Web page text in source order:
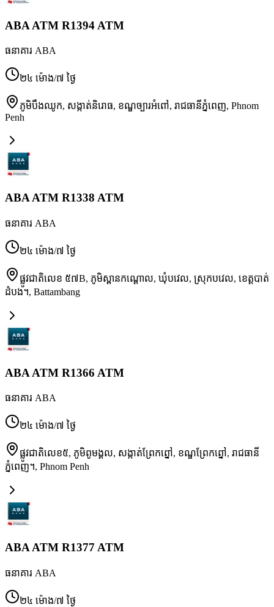
ABA ATM R1394 ATM
ធនាគារ ABA
២៤ ម៉ោង/៧ ថ្ងៃ
ភូមិបឹងឈូក, សង្កាត់និរោធ, ខណ្ឌច្បារអំពៅ, រាជធានីភ្នំពេញ, Phnom
Penh
ABA ATM R1338 ATM
ធនាគារ ABA
២៤ ម៉ោង/៧ ថ្ងៃ
ផ្លូវជាតិលេខ ៥៧B, ភូមិស្ពានកណ្ដោល, ឃុំបវេល, ស្រុកបវេល, ខេត្តបាត់
ដំបង។, Battambang
ABA ATM R1366 ATM
ធនាគារ ABA
២៤ ម៉ោង/៧ ថ្ងៃ
ផ្លូវជាតិលេខ៥, ភូមិពូមង្គល, សង្កាត់ព្រែកព្នៅ, ខណ្ឌព្រែកព្នៅ, រាជធានី
ភ្នំពេញ។, Phnom Penh
ABA ATM R1377 ATM
ធនាគារ ABA
២៤ ម៉ោង/៧ ថ្ងៃ